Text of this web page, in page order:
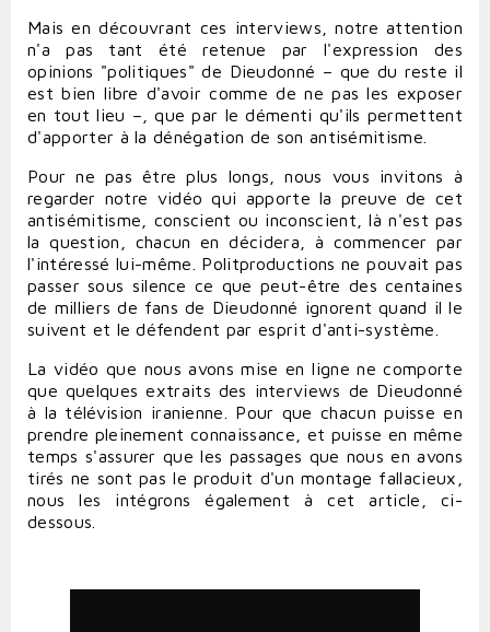
Mais en découvrant ces interviews, notre attention
n'a pas tant été retenue par l'expression des
opinions "politiques" de Dieudonné – que du reste il
est bien libre d'avoir comme de ne pas les exposer
en tout lieu –, que par le démenti qu'ils permettent
d'apporter à la dénégation de son antisémitisme.
Pour ne pas être plus longs, nous vous invitons à
regarder notre vidéo qui apporte la preuve de cet
antisémitisme, conscient ou inconscient, là n'est pas
la question, chacun en décidera, à commencer par
l'intéressé lui-même. Politproductions ne pouvait pas
passer sous silence ce que peut-être des centaines
de milliers de fans de Dieudonné ignorent quand il le
suivent et le défendent par esprit d'anti-système.
La vidéo que nous avons mise en ligne ne comporte
que quelques extraits des interviews de Dieudonné
à la télévision iranienne. Pour que chacun puisse en
prendre pleinement connaissance, et puisse en même
temps s'assurer que les passages que nous en avons
tirés ne sont pas le produit d'un montage fallacieux,
nous les intégrons également à cet article, ci-
dessous.